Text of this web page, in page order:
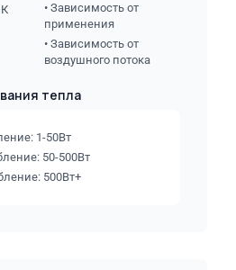
• Зависимость от
применения
• Зависимость от
воздушного потока
тепла
1-50Вт
50-500Вт
500Вт+